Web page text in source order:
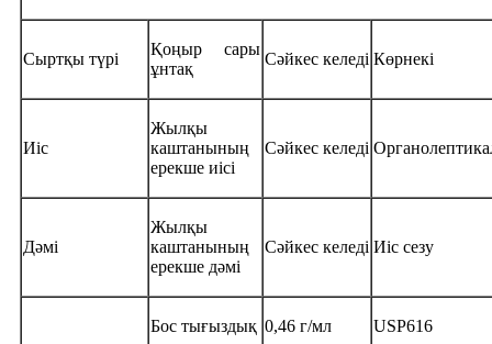
Сыртқы түрі
Қоңыр сары
ұнтақ
Сәйкес келеді Көрнекі
Иіс
Жылқы
каштанының
ерекше иісі
Сәйкес келеді
Дәмі
Жылқы
каштанының
ерекше дәмі
Сәйкес келеді Иіс сезу
Бос тығыздық 0,46 г/мл USP616